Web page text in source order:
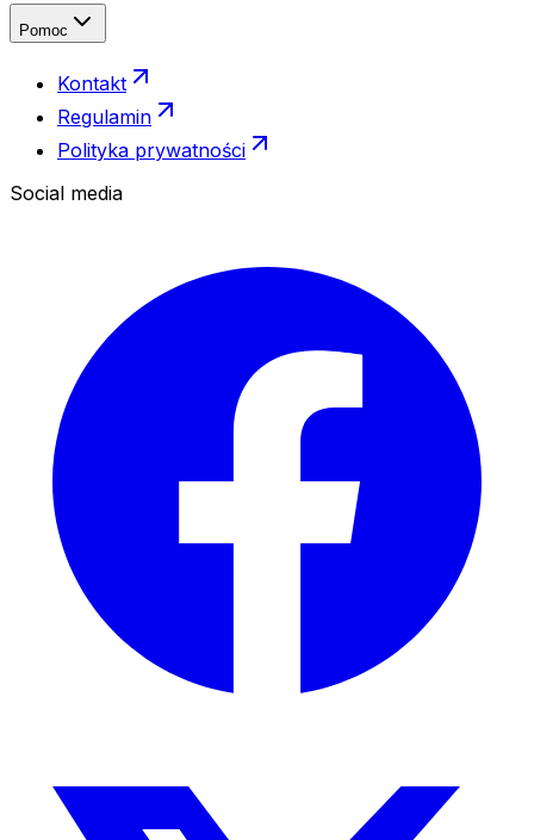
Pomoc
Kontakt
Regulamin
Polityka prywatności
Social media